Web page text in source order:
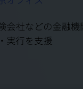
会社などの金融
実行を支援